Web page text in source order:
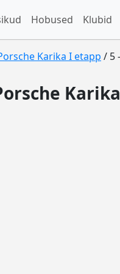
Hobused Klubid
Karika I etapp / 5